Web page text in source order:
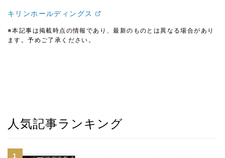
キリンホールディングス
※本記事は掲載時点の情報であり、最新のものとは異なる場合があり
ます。予めご了承ください。
人気記事ランキング